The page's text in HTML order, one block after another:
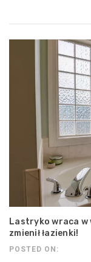
Lastryko wraca w
zmienił łazienki!
POSTED ON: